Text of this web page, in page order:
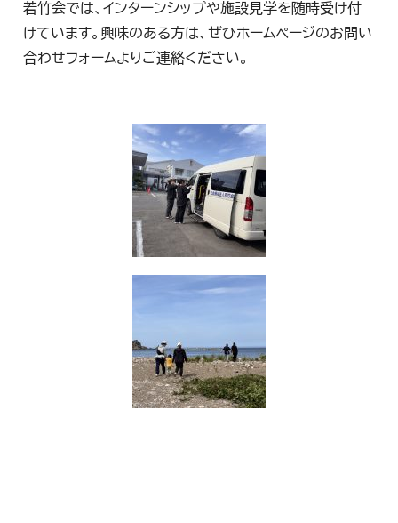
若竹会では、インターンシップや施設見学を随時受け付
けています。興味のある方は、ぜひホームページのお問い
合わせフォームよりご連絡ください。